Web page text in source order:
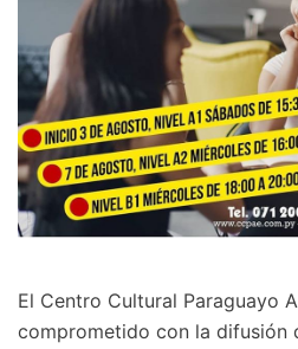
El Centro Cultural Paraguayo
comprometido con la difusión